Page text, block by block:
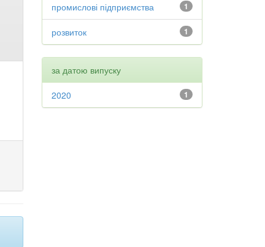
1
промислові підприємства
1
розвиток
за датою випуску
1
2020